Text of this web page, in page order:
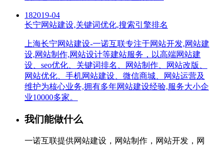
182019-04
长宁网站建设,关键词优化,搜索引擎排名
上海长宁网站建设-一诺互联专注于网站开发,网站建
设,网站制作,网站设计等建站服务，以高端网站建
设、seo优化、关键词排名、网站制作、网站改版、
网站优化、手机网站建设、微信商城、网站运营及
维护为核心业务,拥有多年网站建设经验,服务大小企
业10000多家。
我们能做什么
一诺互联提供网站建设，网站制作，网站开发，网